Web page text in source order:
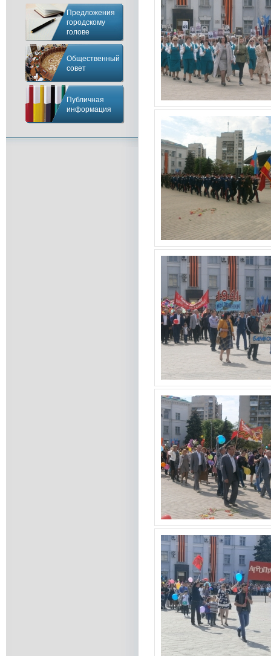
Предложения
городскому
голове
Общественный
совет
Публичная
информация